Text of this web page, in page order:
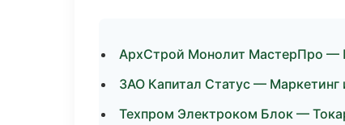
АрхСтрой Монолит МастерПро —
ЗАО Капитал Статус —
Техпром Электроком Блок —